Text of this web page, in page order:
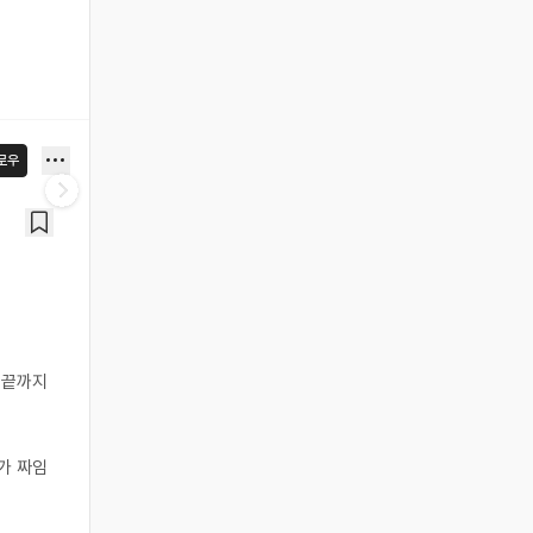
우
까지
짜임